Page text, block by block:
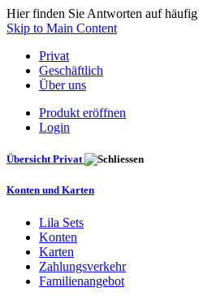
Hier finden Sie Antworten auf
Skip to Main Content
Privat
Geschäftlich
Über uns
Produkt eröffnen
Login
Übersicht Privat
Konten und Karten
Lila Sets
Konten
Karten
Zahlungsverkehr
Familienangebot